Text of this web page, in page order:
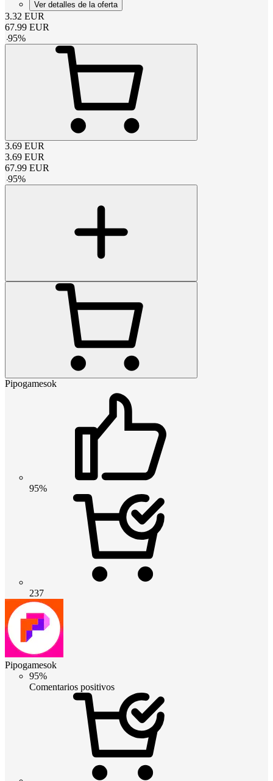
Ver detalles de la oferta
3.32 EUR
67.99 EUR
-95%
3.69 EUR
3.69 EUR
67.99 EUR
-95%
Pipogamesok
95%
237
Pipogamesok
95%
Comentarios positivos